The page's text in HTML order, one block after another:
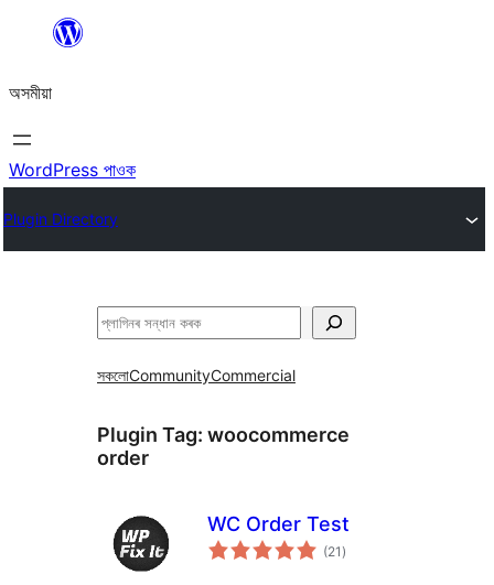
বিষয়বস্তুলৈ
যাওক
অসমীয়া
WordPress পাওক
Plugin Directory
সন্ধান
সকলোCommunityCommercial
Plugin Tag: woocommerce
order
WC Order Test
(21 টা
মুঠ)